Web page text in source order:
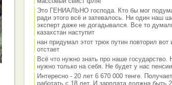
Это ГЕНИАЛЬНО господа. Кто бы мог
ради этого всё и затевалось. Ни один наш
эксперт даже не догадывался. Все то
казахстан наступит
нан придумал этот трюк путин повторил вот
отстает
Всё что нужно знать про наше государство.
нужно только на себя. Не будет у нас
Интересно - 20 лет 6 670 000 тенге.
работать с 18 лет. И зарплата должна быть